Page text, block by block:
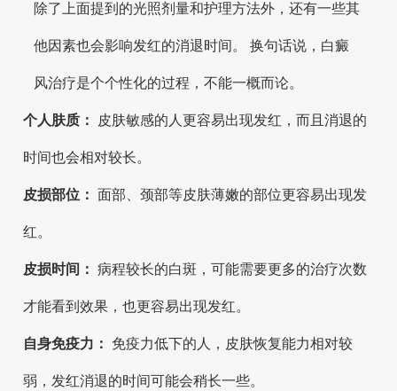
除了上面提到的光照剂量和护理方法外，还有一些其
他因素也会影响发红的消退时间。 换句话说，白癜
风治疗是个个性化的过程，不能一概而论。
个人肤质： 皮肤敏感的人更容易出现发红，而且消退的
时间也会相对较长。
皮损部位： 面部、颈部等皮肤薄嫩的部位更容易出现发
红。
皮损时间： 病程较长的白斑，可能需要更多的治疗次数
才能看到效果，也更容易出现发红。
自身免疫力： 免疫力低下的人，皮肤恢复能力相对较
弱，发红消退的时间可能会稍长一些。